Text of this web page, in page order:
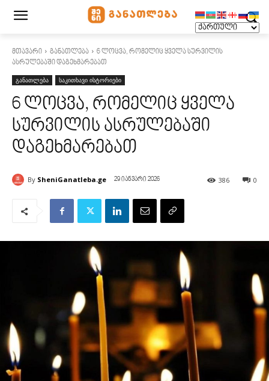
მთავარი განათლება
6 ლოცვა, რომელიც ყველა სურვილის
ასრულებაში დაგეხმარებათ
განათლება საკითხავი ისტორიები
6 ლოცვა, რომელიც ყველა
სურვილის ასრულებაში
დაგეხმარებათ
By SheniGanatleba.ge 29 იანვარი 2026 0
386